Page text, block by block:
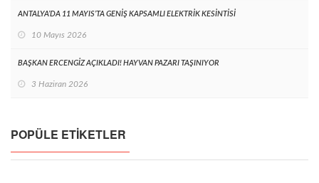
ANTALYA’DA 11 MAYIS’TA GENİŞ KAPSAMLI ELEKTRİK KESİNTİSİ
10 Mayıs 2026
BAŞKAN ERCENGİZ AÇIKLADI! HAYVAN PAZARI TAŞINIYOR
3 Haziran 2026
POPÜLE ETIKETLER